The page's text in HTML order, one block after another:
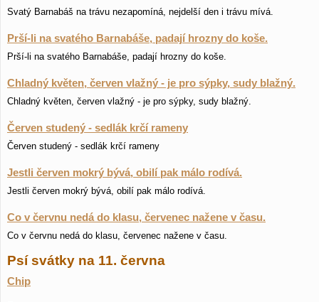
Svatý Barnabáš na trávu nezapomíná, nejdelší den i trávu mívá.
Prší-li na svatého Barnabáše, padají hrozny do koše.
Prší-li na svatého Barnabáše, padají hrozny do koše.
Chladný květen, červen vlažný - je pro sýpky, sudy blažný.
Chladný květen, červen vlažný - je pro sýpky, sudy blažný.
Červen studený - sedlák krčí rameny
Červen studený - sedlák krčí rameny
Jestli červen mokrý bývá, obilí pak málo rodívá.
Jestli červen mokrý bývá, obilí pak málo rodívá.
Co v červnu nedá do klasu, červenec nažene v času.
Co v červnu nedá do klasu, červenec nažene v času.
Psí svátky na 11. června
Chip